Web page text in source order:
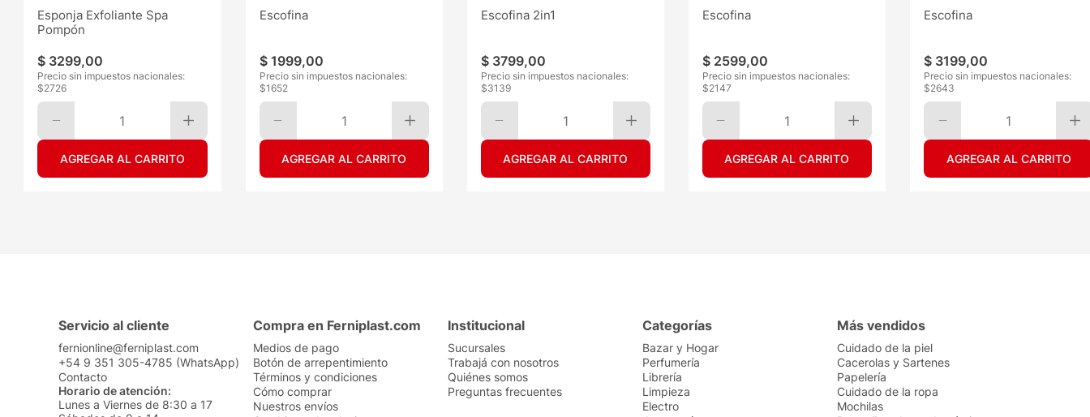
Esponja Exfoliante Spa
Pompón
$ 3299,00
Precio sin impuestos nacionales:
$2726
1
AGREGAR AL CARRITO
Escofina
$ 1999,00
Precio sin impuestos nacionales:
$1652
1
AGREGAR AL CARRITO
Escofina 2in1
$ 3799,00
Precio sin impuestos nacionales:
$3139
1
AGREGAR AL CARRITO
Escofina
$ 2599,00
Precio sin impuestos nacionales:
$2147
1
AGREGAR AL CARRITO
Escofina
$ 3199,00
Precio sin impuestos nacionales:
$2643
1
AGREGAR AL CARRITO
Servicio al cliente
fernionline@ferniplast.com
+54 9 351 305-4785 (WhatsApp)
Contacto
Horario de atención:
Lunes a Viernes de 8:30 a 17
Compra en Ferniplast.com
Medios de pago
Botón de arrepentimiento
Términos y condiciones
Cómo comprar
Nuestros envíos
Institucional
Sucursales
Trabajá con nosotros
Quiénes somos
Preguntas frecuentes
Categorías
Bazar y Hogar
Perfumería
Librería
Limpieza
Electro
Más vendidos
Cuidado de la piel
Cacerolas y Sartenes
Papelería
Cuidado de la ropa
Mochilas